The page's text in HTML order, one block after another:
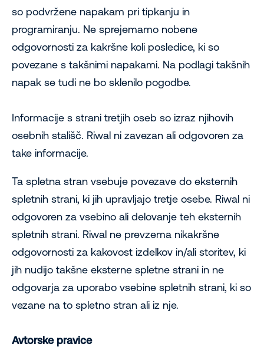
so podvržene napakam pri tipkanju in
programiranju. Ne sprejemamo nobene
odgovornosti za kakršne koli posledice, ki so
povezane s takšnimi napakami. Na podlagi takšnih
napak se tudi ne bo sklenilo pogodbe.
Informacije s strani tretjih oseb so izraz njihovih
osebnih stališč. Riwal ni zavezan ali odgovoren za
take informacije.
Ta spletna stran vsebuje povezave do eksternih
spletnih strani, ki jih upravljajo tretje osebe. Riwal ni
odgovoren za vsebino ali delovanje teh eksternih
spletnih strani. Riwal ne prevzema nikakršne
odgovornosti za kakovost izdelkov in/ali storitev, ki
jih nudijo takšne eksterne spletne strani in ne
odgovarja za uporabo vsebine spletnih strani, ki so
vezane na to spletno stran ali iz nje.
Avtorske pravice